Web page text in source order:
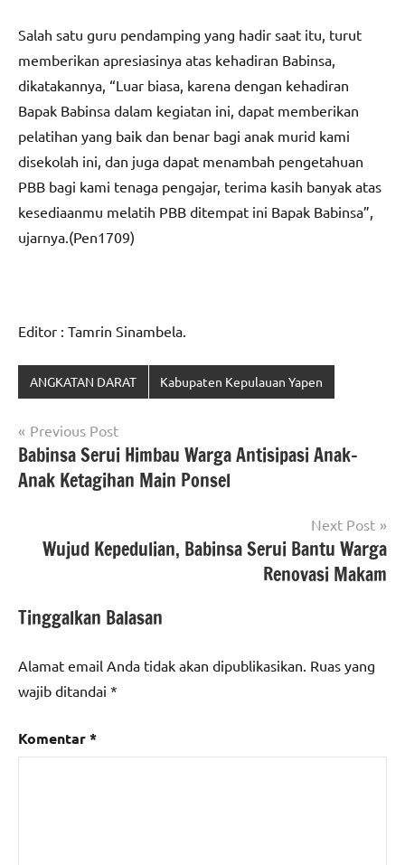
Salah satu guru pendamping yang hadir saat itu, turut
memberikan apresiasinya atas kehadiran Babinsa,
dikatakannya, “Luar biasa, karena dengan kehadiran
Bapak Babinsa dalam kegiatan ini, dapat memberikan
pelatihan yang baik dan benar bagi anak murid kami
disekolah ini, dan juga dapat menambah pengetahuan
PBB bagi kami tenaga pengajar, terima kasih banyak atas
kesediaanmu melatih PBB ditempat ini Bapak Babinsa”,
ujarnya.(Pen1709)
Editor : Tamrin Sinambela.
ANGKATAN DARAT Kabupaten Kepulauan Yapen
Navigasi
pos
Previous Post
Babinsa Serui Himbau Warga Antisipasi Anak-
Anak Ketagihan Main Ponsel
Next Post
Wujud Kepedulian, Babinsa Serui Bantu Warga
Renovasi Makam
Tinggalkan Balasan
Alamat email Anda tidak akan dipublikasikan. Ruas yang
wajib ditandai *
Komentar*